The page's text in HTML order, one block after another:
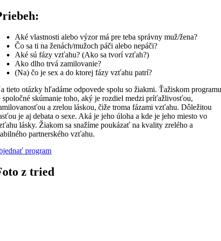
Aké vlastnosti alebo výzor má pre teba správny muž/žena?
Čo sa ti na ženách/mužoch páči alebo nepáči?
Aké sú fázy vzťahu? (Ako sa tvorí vzťah?)
Ako dlho trvá zamilovanie?
(Na) čo je sex a do ktorej fázy vzťahu patrí?
tieto otázky hľadáme odpovede spolu so žiakmi. Ťažiskom
spoločné skúmanie toho, aký je rozdiel medzi príťažlivosťou,
a zrelou láskou, čiže troma fázami vzťahu. Dôležitou
je aj debata o sexe. Aká je jeho úloha a kde je jeho miesto vo
lásky. Žiakom sa snažíme poukázať na kvality zrelého a
partnerského vzťahu.
program
z tried